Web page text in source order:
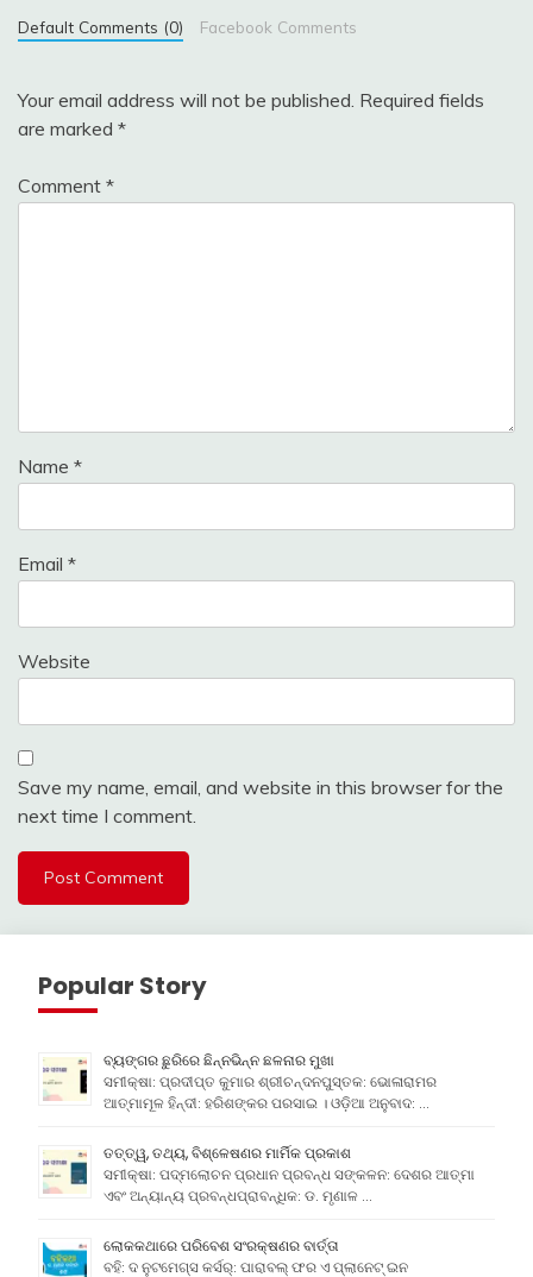
Default Comments (0) Facebook Comments
Your email address will not be published. Required fields
are marked *
Comment *
Name *
Email *
Website
Save my name, email, and website in this browser for the
next time I comment.
Popular Story
ବ୍ୟଙ୍ଗର ଛୁରିରେ ଛିନ୍ନଭିନ୍ନ ଛଳନାର ମୁଖା
ସମୀକ୍ଷା: ପ୍ରଦୀପ୍ତ କୁମାର ଶ୍ରୀଚନ୍ଦନପୁସ୍ତକ: ଭୋଳାରାମର
ଆତ୍ମାମୂଳ ହିନ୍ଦୀ: ହରିଶଙ୍କର ପରସାଇ । ଓଡ଼ିଆ ଅନୁବାଦ: …
ତତ୍ତ୍ୱ, ତଥ୍ୟ, ବିଶ୍ଳେଷଣର ମାର୍ମିକ ପ୍ରକାଶ
ସମୀକ୍ଷା: ପଦ୍ମଲୋଚନ ପ୍ରଧାନ ପ୍ରବନ୍ଧ ସଙ୍କଳନ: ଦେଶର ଆତ୍ମା
ଏବଂ ଅନ୍ୟାନ୍ୟ ପ୍ରବନ୍ଧପ୍ରାବନ୍ଧିକ: ଡ. ମୃଣାଳ …
ଲୋକକଥାରେ ପରିବେଶ ସଂରକ୍ଷଣର ବାର୍ତ୍ତା
ବହି: ଦ ନୁଟମେଗ୍ସ କର୍ସର୍: ପାରାବଲ୍ ଫର ଏ ପ୍ଲାନେଟ୍ ଇନ